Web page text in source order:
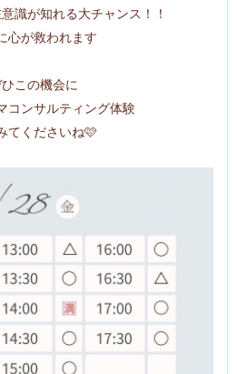
識が知れる大チャンス！！
心が救われます
この機会に
コンサルティング体験
てくださいね🩷